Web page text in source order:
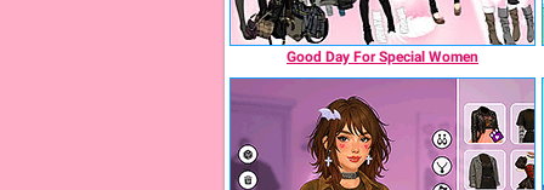
Good Day For Special Women